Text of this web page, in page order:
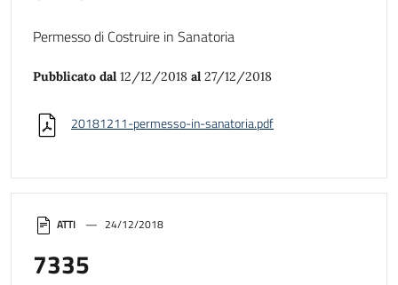
ATTI 24/12/2018
7335
Permesso di Costruire in Sanatoria
Pubblicato dal 12/12/2018 al 27/12/2018
20181211-permesso-in-sanatoria.pdf